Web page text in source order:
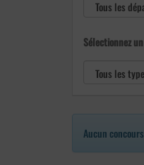
Sélectionnez
Aucun